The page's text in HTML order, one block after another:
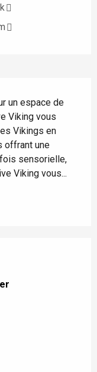
un espace de
Viking vous
Vikings en
offrant une
sensorielle,
Viking vous...